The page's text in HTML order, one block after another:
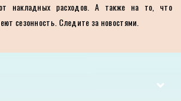
накладных расходов. А также на то, что
сезонность. Следите за новостями.